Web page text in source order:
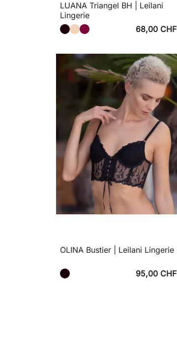
LUANA Triangel BH | Leilani
Lingerie
68,00 CHF
OLINA Bustier | Leilani Lingerie
95,00 CHF